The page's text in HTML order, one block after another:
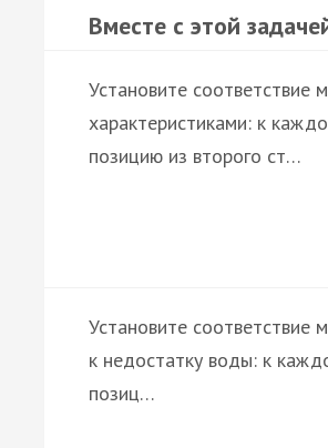
Вместе с этой
Установите соответствие
характеристиками: к
позицию из второго ст…
Установите соответствие
к недостатку воды: к
позиц…